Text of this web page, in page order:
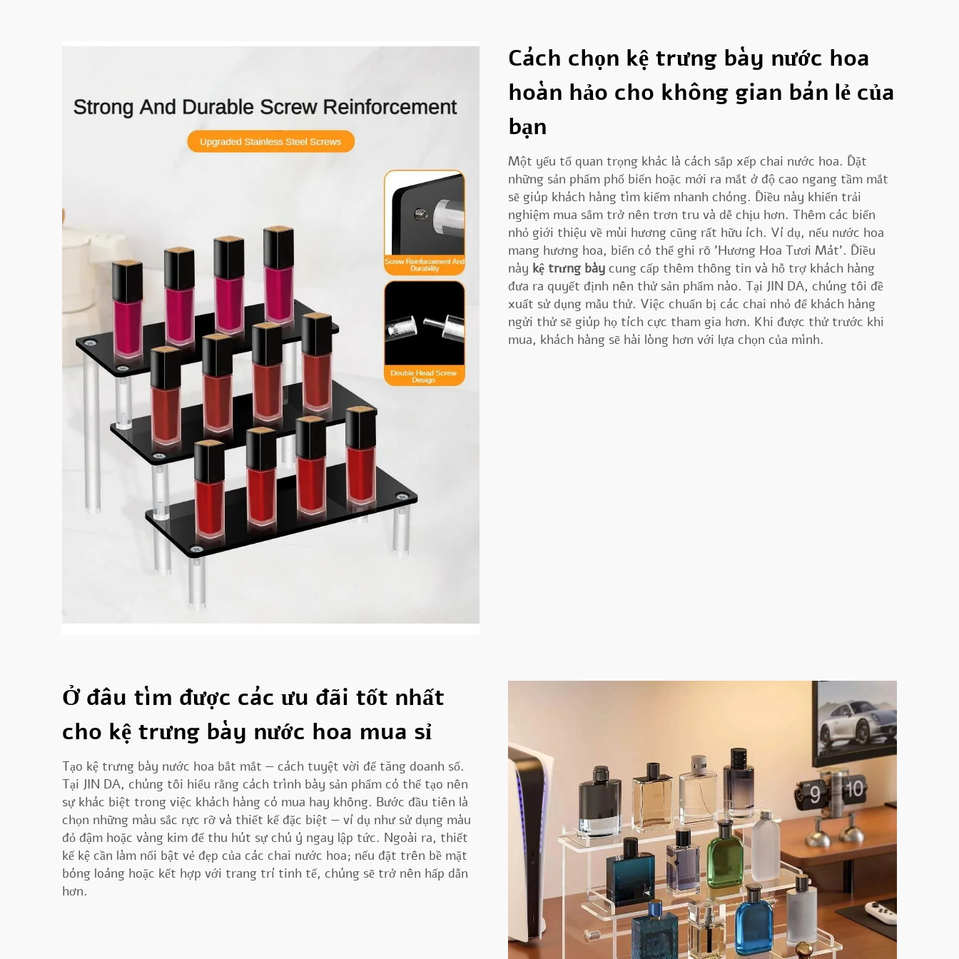
Cách chọn kệ trưng bày nước hoa
hoàn hảo cho không gian bán lẻ của
bạn
Một yếu tố quan trọng khác là cách sắp xếp chai nước hoa. Đặt
những sản phẩm phổ biến hoặc mới ra mắt ở độ cao ngang tầm mắt
sẽ giúp khách hàng tìm kiếm nhanh chóng. Điều này khiến trải
nghiệm mua sắm trở nên trơn tru và dễ chịu hơn. Thêm các biển
nhỏ giới thiệu về mùi hương cũng rất hữu ích. Ví dụ, nếu nước hoa
mang hương hoa, biển có thể ghi rõ 'Hương Hoa Tươi Mát'. Điều
này kệ trưng bày cung cấp thêm thông tin và hỗ trợ khách hàng
đưa ra quyết định nên thử sản phẩm nào. Tại JIN DA, chúng tôi đề
xuất sử dụng mẫu thử. Việc chuẩn bị các chai nhỏ để khách hàng
ngửi thử sẽ giúp họ tích cực tham gia hơn. Khi được thử trước khi
mua, khách hàng sẽ hài lòng hơn với lựa chọn của mình.
Ở đâu tìm được các ưu đãi tốt nhất
cho kệ trưng bày nước hoa mua sỉ
Tạo kệ trưng bày nước hoa bắt mắt — cách tuyệt vời để tăng doanh số.
Tại JIN DA, chúng tôi hiểu rằng cách trình bày sản phẩm có thể tạo nên
sự khác biệt trong việc khách hàng có mua hay không. Bước đầu tiên là
chọn những màu sắc rực rỡ và thiết kế đặc biệt — ví dụ như sử dụng màu
đỏ đậm hoặc vàng kim để thu hút sự chú ý ngay lập tức. Ngoài ra, thiết
kế kệ cần làm nổi bật vẻ đẹp của các chai nước hoa; nếu đặt trên bề mặt
bóng loáng hoặc kết hợp với trang trí tinh tế, chúng sẽ trở nên hấp dẫn
hơn.